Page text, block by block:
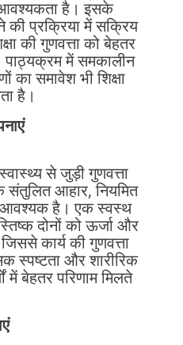
है। इसके
की प्रक्रिया में सक्रिय
की गुणवत्ता को बेहतर
में समकालीन
का समावेश भी शिक्षा
है।
से जुड़ी गुणवत्ता
संतुलित आहार, नियमित
आवश्यक है। एक स्वस्थ
दोनों को ऊर्जा और
कार्य की गुणवत्ता
स्पष्टता और शारीरिक
में बेहतर परिणाम मिलते